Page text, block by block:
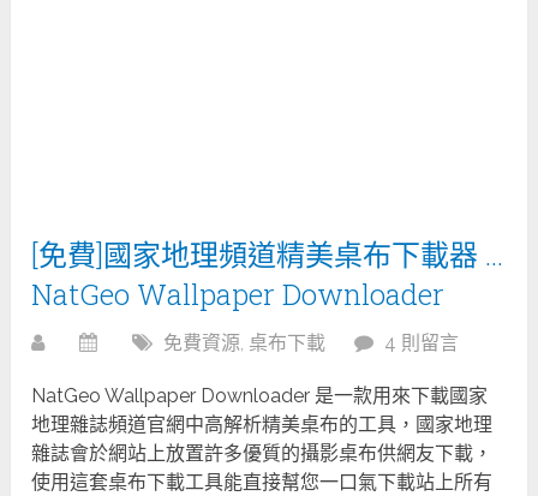
[免費]國家地理頻道精美桌布下載器 …
NatGeo Wallpaper Downloader
免費資源, 桌布下載 4 則留言
NatGeo Wallpaper Downloader 是一款用來下載國家
地理雜誌頻道官網中高解析精美桌布的工具，國家地理
雜誌會於網站上放置許多優質的攝影桌布供網友下載，
使用這套桌布下載工具能直接幫您一口氣下載站上所有